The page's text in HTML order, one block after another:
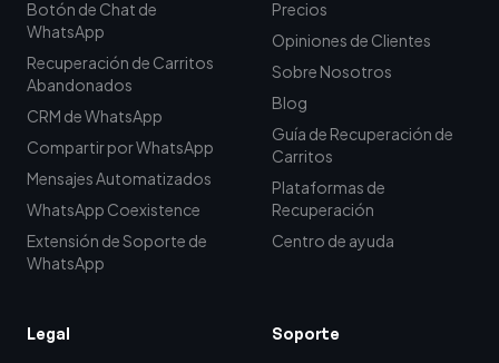
Botón de Chat de
WhatsApp
Recuperación de Carritos
Abandonados
CRM de WhatsApp
Compartir por WhatsApp
Mensajes Automatizados
WhatsApp Coexistence
Extensión de Soporte de
WhatsApp
Precios
Opiniones de Clientes
Sobre Nosotros
Blog
Guía de Recuperación de
Carritos
Plataformas de
Recuperación
Centro de ayuda
Legal Soporte